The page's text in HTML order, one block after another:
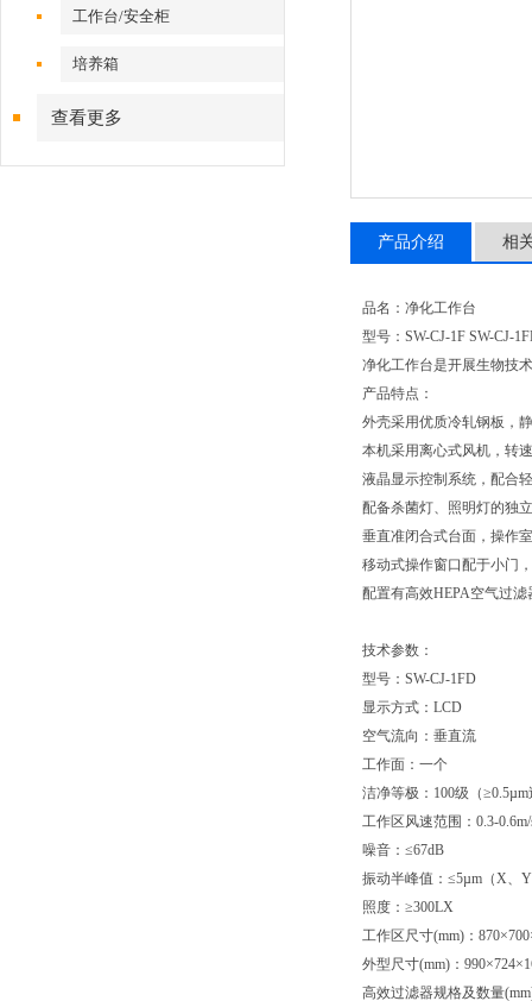
工作台/安全柜
培养箱
查看更多
产品介绍 相
品名：净化工作台
型号：SW-CJ-1F SW-CJ-
净化工作台是开展生物技
产品特点：
外壳采用优质冷轧钢板，
本机采用离心式风机，转
液晶显示控制系统，配合
配备杀菌灯、照明灯的独
垂直准闭合式台面，操作
移动式操作窗口配于小门
配置有高效HEPA空气过
技术参数：
型号：SW-CJ-1FD
显示方式：LCD
空气流向：垂直流
工作面：一个
洁净等极：100级（
工作区风速范围：0.3-
噪音：≤67dB
振动半峰值：≤5µm（X、
照度：≥300LX
工作区尺寸(mm)：
外型尺寸(mm)：
高效过滤器规格及数量